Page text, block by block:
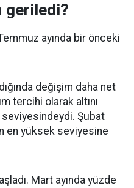
geriledi?
ayında bir önceki
değişim daha net
tercihi olarak altını
Şubat
en yüksek seviyesine
Mart ayında yüzde